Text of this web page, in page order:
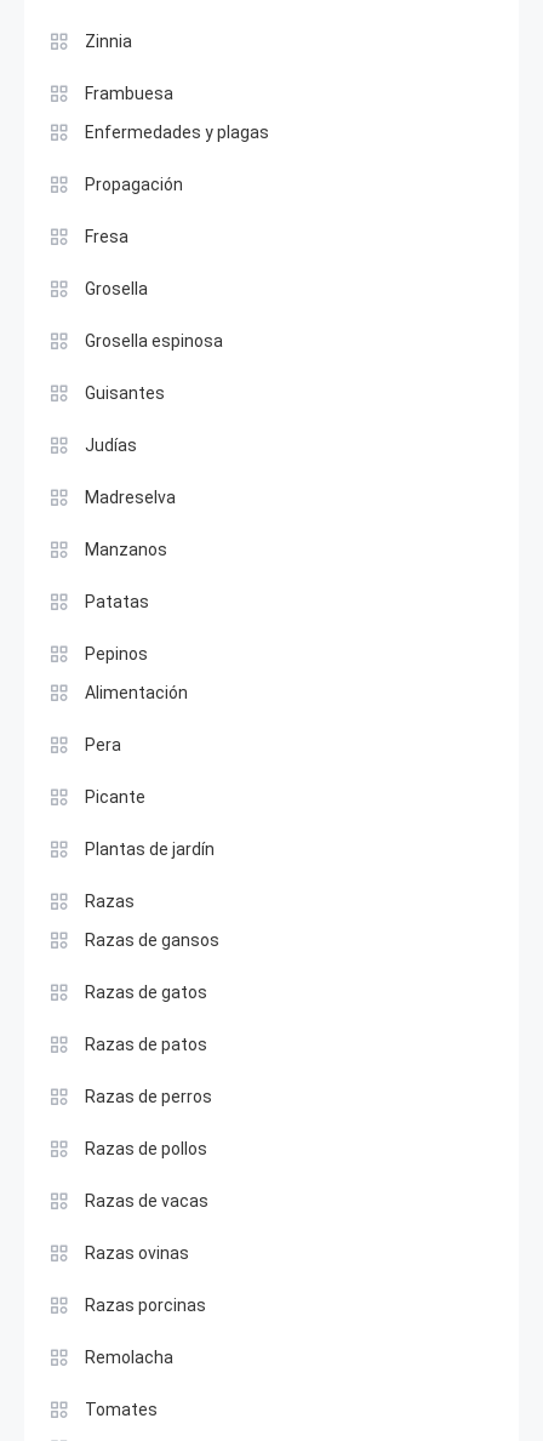
Zinnia
Frambuesa
Enfermedades y plagas
Propagación
Fresa
Grosella
Grosella espinosa
Guisantes
Judías
Madreselva
Manzanos
Patatas
Pepinos
Alimentación
Pera
Picante
Plantas de jardín
Razas
Razas de gansos
Razas de gatos
Razas de patos
Razas de perros
Razas de pollos
Razas de vacas
Razas ovinas
Razas porcinas
Remolacha
Tomates